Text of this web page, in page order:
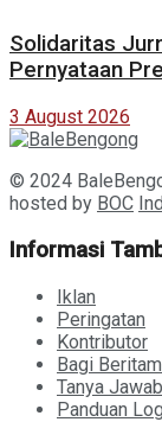
Solidaritas
Pernyataan
3 August 2026
© 2024
hosted by BOC
Informasi
Iklan
Peringatan
Kontributor
Bagi
Tanya Jawab
Panduan